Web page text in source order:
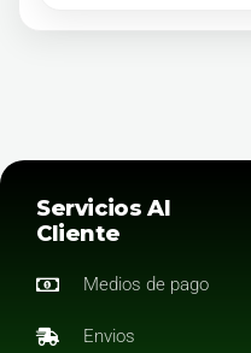
Servicios Al
Cliente
Medios de pago
Envios